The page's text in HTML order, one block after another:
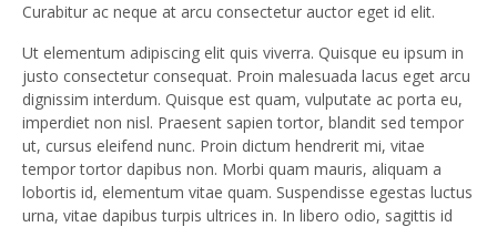
Curabitur ac neque at arcu consectetur auctor eget id elit.
Ut elementum adipiscing elit quis viverra. Quisque eu ipsum in
justo consectetur consequat. Proin malesuada lacus eget arcu
dignissim interdum. Quisque est quam, vulputate ac porta eu,
imperdiet non nisl. Praesent sapien tortor, blandit sed tempor
ut, cursus eleifend nunc. Proin dictum hendrerit mi, vitae
tempor tortor dapibus non. Morbi quam mauris, aliquam a
lobortis id, elementum vitae quam. Suspendisse egestas luctus
urna, vitae dapibus turpis ultrices in. In libero odio, sagittis id